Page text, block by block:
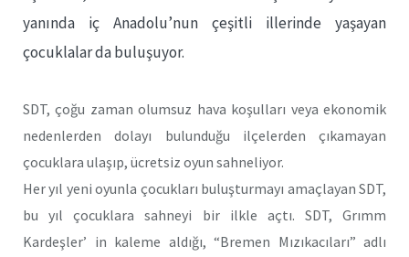
yanında iç Anadolu’nun çeşitli illerinde yaşayan
çocuklalar da buluşuyor.
SDT, çoğu zaman olumsuz hava koşulları veya ekonomik
nedenlerden dolayı bulunduğu ilçelerden çıkamayan
çocuklara ulaşıp, ücretsiz oyun sahneliyor.
Her yıl yeni oyunla çocukları buluşturmayı amaçlayan SDT,
bu yıl çocuklara sahneyi bir ilkle açtı. SDT, Grımm
Kardeşler’ in kaleme aldığı, “Bremen Mızıkacıları” adlı